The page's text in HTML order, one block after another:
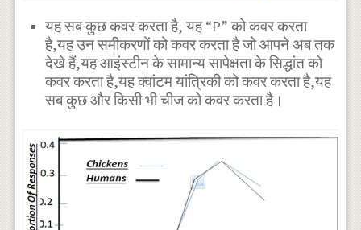
यह सब कुछ कवर करता है, यह “P” को कवर करता
है,यह उन समीकरणों को कवर करता है जो आपने अब तक
देखे हैं,यह आइंस्टीन के सामान्य सापेक्षता के सिद्धांत को
कवर करता है,यह क्वांटम यांत्रिकी को कवर करता है,यह
सब कुछ और किसी भी चीज को कवर करता है।